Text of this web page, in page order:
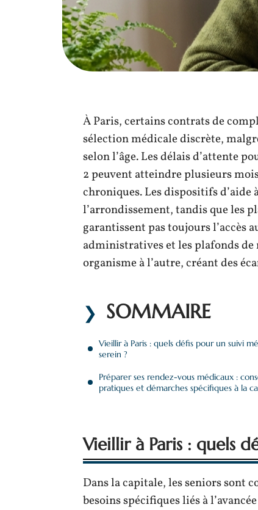
À Paris, certains contrats de
sélection médicale discrète,
selon l’âge. Les délais d’attente
2 peuvent atteindre plusieurs
chroniques. Les dispositifs
l’arrondissement, tandis que les
garantissent pas toujours l’accès
administratives et les plafonds
organisme à l’autre, créant des
SOMMAIRE
Vieillir à Paris : quels défis pour un suivi
serein ?
Préparer ses rendez-vous médicaux :
pratiques et démarches spécifiques à la
Vieillir à Paris : quels
Dans la capitale, les seniors sont
besoins spécifiques liés à